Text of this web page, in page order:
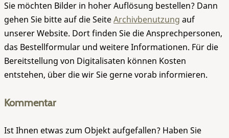
Sie möchten Bilder in hoher Auflösung bestellen? Dann
gehen Sie bitte auf die SeiteArchivbenutzung auf
unserer Website. Dort finden Sie die Ansprechpersonen,
das Bestellformular und weitere Informationen. Für die
Bereitstellung von Digitalisaten können Kosten
entstehen, über die wir Sie gerne vorab informieren.
Kommentar
Ist Ihnen etwas zum Objekt aufgefallen? Haben Sie